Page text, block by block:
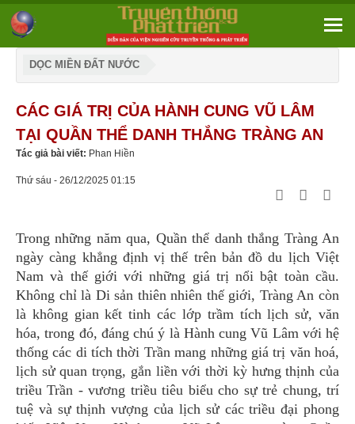
DỌC MIỀN ĐẤT NƯỚC
CÁC GIÁ TRỊ CỦA HÀNH CUNG VŨ LÂM
TẠI QUẦN THỂ DANH THẮNG TRÀNG AN
Tác giả bài viết: Phan Hiền
Thứ sáu - 26/12/2025 01:15
Trong những năm qua, Quần thể danh thắng Tràng An
ngày càng khẳng định vị thế trên bản đồ du lịch Việt
Nam và thế giới với những giá trị nổi bật toàn cầu.
Không chỉ là Di sản thiên nhiên thế giới, Tràng An còn
là không gian kết tinh các lớp trầm tích lịch sử, văn
hóa, trong đó, đáng chú ý là Hành cung Vũ Lâm với hệ
thống các di tích thời Trần mang những giá trị văn hoá,
lịch sử quan trọng, gắn liền với thời kỳ hưng thịnh của
triều Trần - vương triều tiêu biểu cho sự trẻ chung, trí
tuệ và sự thịnh vượng của lịch sử các triều đại phong